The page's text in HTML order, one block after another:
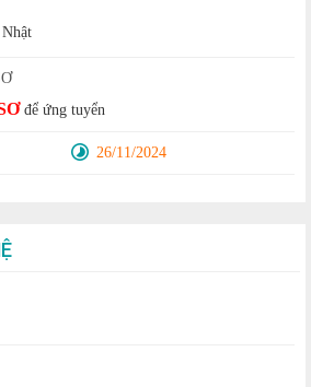
để ứng tuyển
26/11/2024